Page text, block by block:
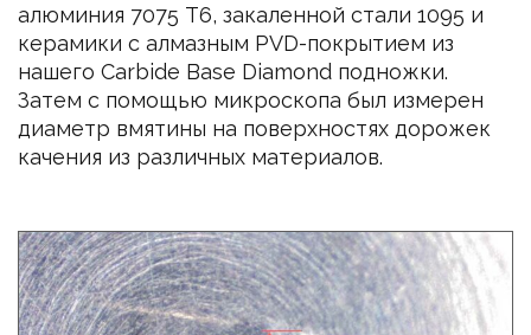
алюминия 7075 T6, закаленной стали 1095 и
керамики с алмазным PVD-покрытием из
нашего Carbide Base Diamond подножки.
Затем с помощью микроскопа был измерен
диаметр вмятины на поверхностях дорожек
качения из различных материалов.